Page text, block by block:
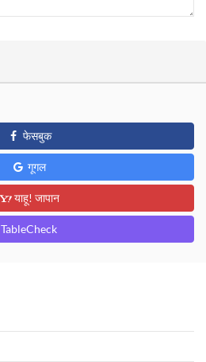
फेसबुक
गूगल
याहू! जापान
TableCheck